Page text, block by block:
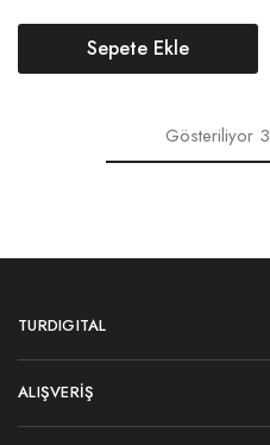
Sepete Ekle
Gösteriliyor3
TURDIGITAL
ALIŞVERIŞ